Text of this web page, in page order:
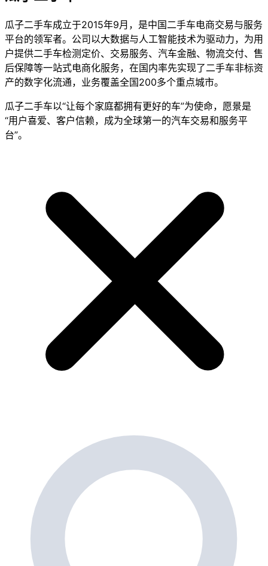
瓜子二手车成立于2015年9月，是中国二手车电商交易与服务
平台的领军者。公司以大数据与人工智能技术为驱动力，为用
户提供二手车检测定价、交易服务、汽车金融、物流交付、售
后保障等一站式电商化服务，在国内率先实现了二手车非标资
产的数字化流通，业务覆盖全国200多个重点城市。
瓜子二手车以“让每个家庭都拥有更好的车”为使命，愿景是
“用户喜爱、客户信赖，成为全球第一的汽车交易和服务平
台”。